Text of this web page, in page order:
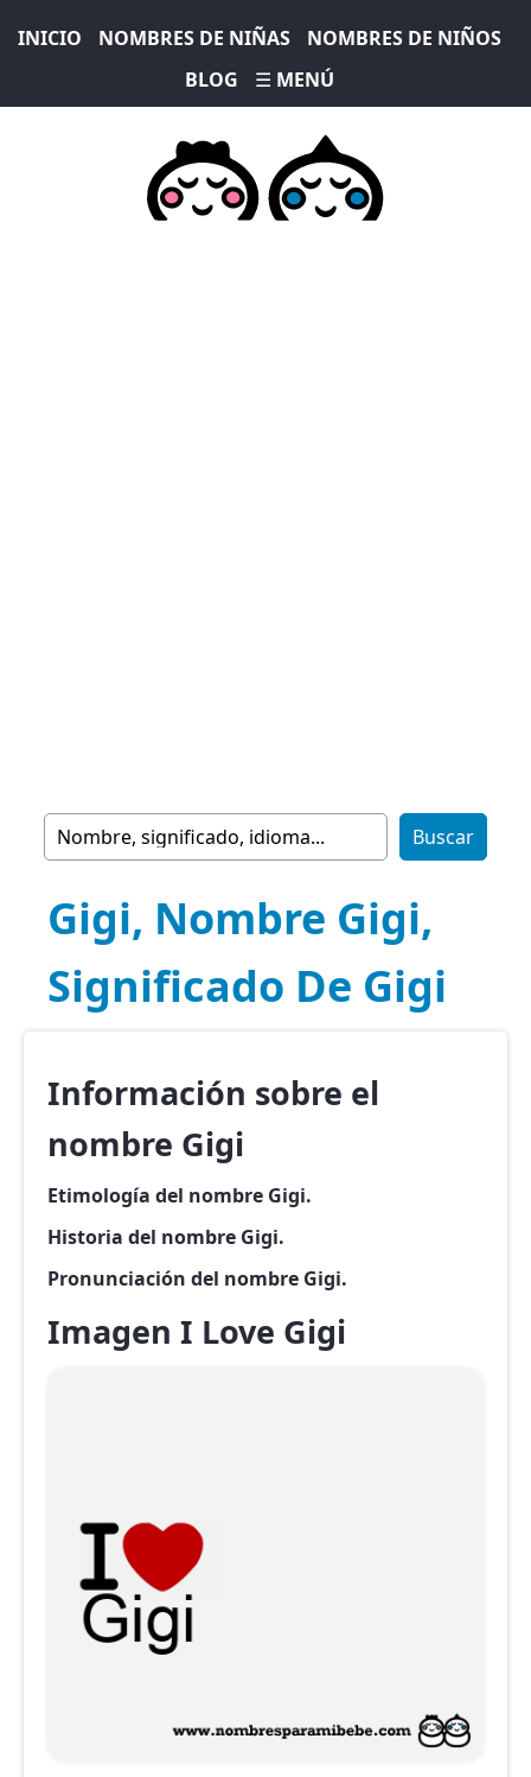
INICIO NOMBRES DE NIÑAS
NOMBRES DE NIÑOS
BLOG
☰ MENÚ
Gigi, Nombre Gigi,
Significado De Gigi
Información sobre el
nombre Gigi
Etimología del nombre Gigi.
Historia del nombre Gigi.
Pronunciación del nombre Gigi.
Imagen I Love Gigi